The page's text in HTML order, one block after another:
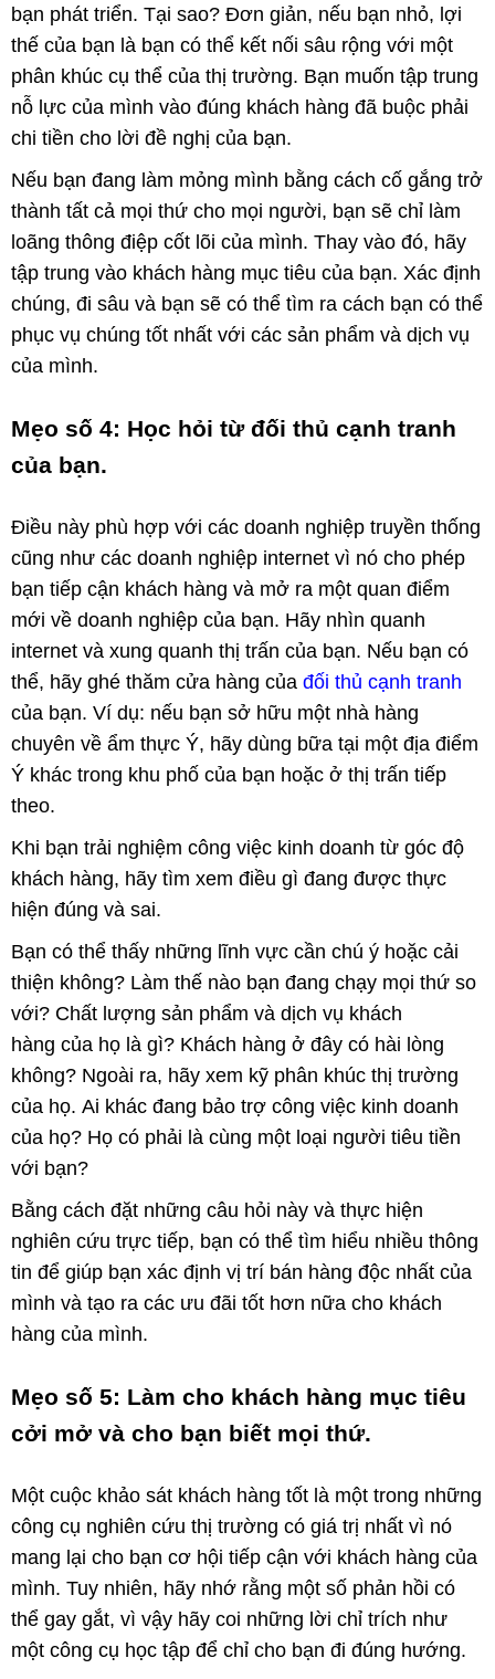
bạn phát triển. Tại sao? Đơn giản, nếu bạn nhỏ, lợi
thế của bạn là bạn có thể kết nối sâu rộng với một
phân khúc cụ thể của thị trường. Bạn muốn tập trung
nỗ lực của mình vào đúng khách hàng đã buộc phải
chi tiền cho lời đề nghị của bạn.
Nếu bạn đang làm mỏng mình bằng cách cố gắng trở
thành tất cả mọi thứ cho mọi người, bạn sẽ chỉ làm
loãng thông điệp cốt lõi của mình. Thay vào đó, hãy
tập trung vào khách hàng mục tiêu của bạn. Xác định
chúng, đi sâu và bạn sẽ có thể tìm ra cách bạn có thể
phục vụ chúng tốt nhất với các sản phẩm và dịch vụ
của mình.
Mẹo số 4: Học hỏi từ đối thủ cạnh tranh
của bạn.
Điều này phù hợp với các doanh nghiệp truyền thống
cũng như các doanh nghiệp internet vì nó cho phép
bạn tiếp cận khách hàng và mở ra một quan điểm
mới về doanh nghiệp của bạn. Hãy nhìn quanh
internet và xung quanh thị trấn của bạn. Nếu bạn có
thể, hãy ghé thăm cửa hàng của đối thủ cạnh tranh
của bạn. Ví dụ: nếu bạn sở hữu một nhà hàng
chuyên về ẩm thực Ý, hãy dùng bữa tại một địa điểm
Ý khác trong khu phố của bạn hoặc ở thị trấn tiếp
theo.
Khi bạn trải nghiệm công việc kinh doanh từ góc độ
khách hàng, hãy tìm xem điều gì đang được thực
hiện đúng và sai.
Bạn có thể thấy những lĩnh vực cần chú ý hoặc cải
thiện không? Làm thế nào bạn đang chạy mọi thứ so
với? Chất lượng sản phẩm và dịch vụ khách
hàng của họ là gì? Khách hàng ở đây có hài lòng
không? Ngoài ra, hãy xem kỹ phân khúc thị trường
của họ. Ai khác đang bảo trợ công việc kinh doanh
của họ? Họ có phải là cùng một loại người tiêu tiền
với bạn?
Bằng cách đặt những câu hỏi này và thực hiện
nghiên cứu trực tiếp, bạn có thể tìm hiểu nhiều thông
tin để giúp bạn xác định vị trí bán hàng độc nhất của
mình và tạo ra các ưu đãi tốt hơn nữa cho khách
hàng của mình.
Mẹo số 5: Làm cho khách hàng mục tiêu
cởi mở và cho bạn biết mọi thứ.
Một cuộc khảo sát khách hàng tốt là một trong những
công cụ nghiên cứu thị trường có giá trị nhất vì nó
mang lại cho bạn cơ hội tiếp cận với khách hàng của
mình. Tuy nhiên, hãy nhớ rằng một số phản hồi có
thể gay gắt, vì vậy hãy coi những lời chỉ trích như
một công cụ học tập để chỉ cho bạn đi đúng hướng.